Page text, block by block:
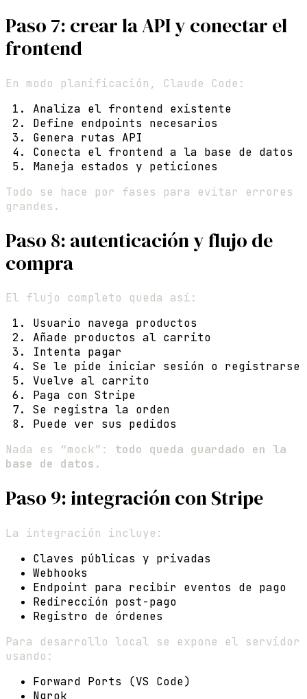
Paso 7: crear la API y conectar el
frontend
En modo planificación, Claude Code:
Analiza el frontend existente
Define endpoints necesarios
Genera rutas API
Conecta el frontend a la base de datos
Maneja estados y peticiones
Todo se hace por fases para evitar errores
grandes.
Paso 8: autenticación y flujo de
compra
El flujo completo queda así:
Usuario navega productos
Añade productos al carrito
Intenta pagar
Se le pide iniciar sesión o registrarse
Vuelve al carrito
Paga con Stripe
Se registra la orden
Puede ver sus pedidos
Nada es “mock”: todo queda guardado en la
base de datos .
Paso 9: integración con Stripe
La integración incluye:
Claves públicas y privadas
Webhooks
Endpoint para recibir eventos de pago
Redirección post-pago
Registro de órdenes
Para desarrollo local se expone el servidor
usando:
Forward Ports (VS Code)
Ngrok